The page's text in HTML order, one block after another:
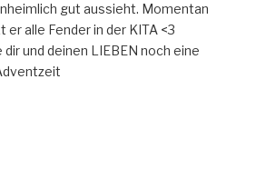
gut aussieht. Momentan
er alle Fender in der KITA <3
dir und deinen LIEBEN noch eine